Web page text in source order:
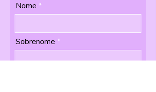
Nome
Sobrenome